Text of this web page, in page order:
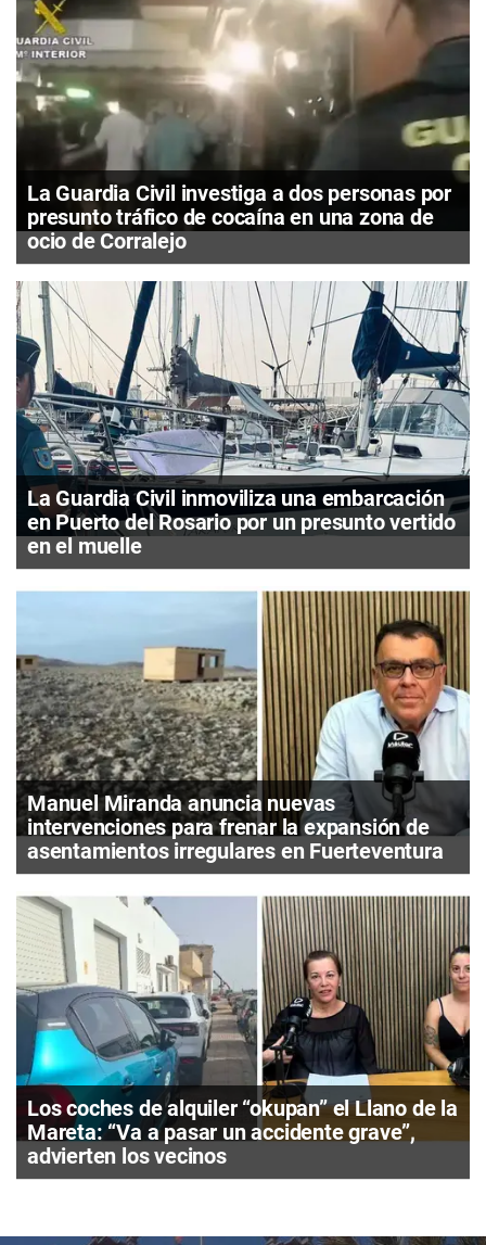
La Guardia Civil investiga a dos personas por
presunto tráfico de cocaína en una zona de
ocio de Corralejo
La Guardia Civil inmoviliza una embarcación
en Puerto del Rosario por un presunto vertido
en el muelle
Manuel Miranda anuncia nuevas
intervenciones para frenar la expansión de
asentamientos irregulares en Fuerteventura
Los coches de alquiler “okupan” el Llano de la
Mareta: “Va a pasar un accidente grave”,
advierten los vecinos